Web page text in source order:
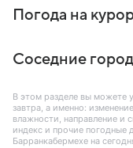
Погода на
Соседние
В этом разделе вы можете
завтра, а именно:
влажности, направление и
индекс и прочие погодные
Барранкабермехе на